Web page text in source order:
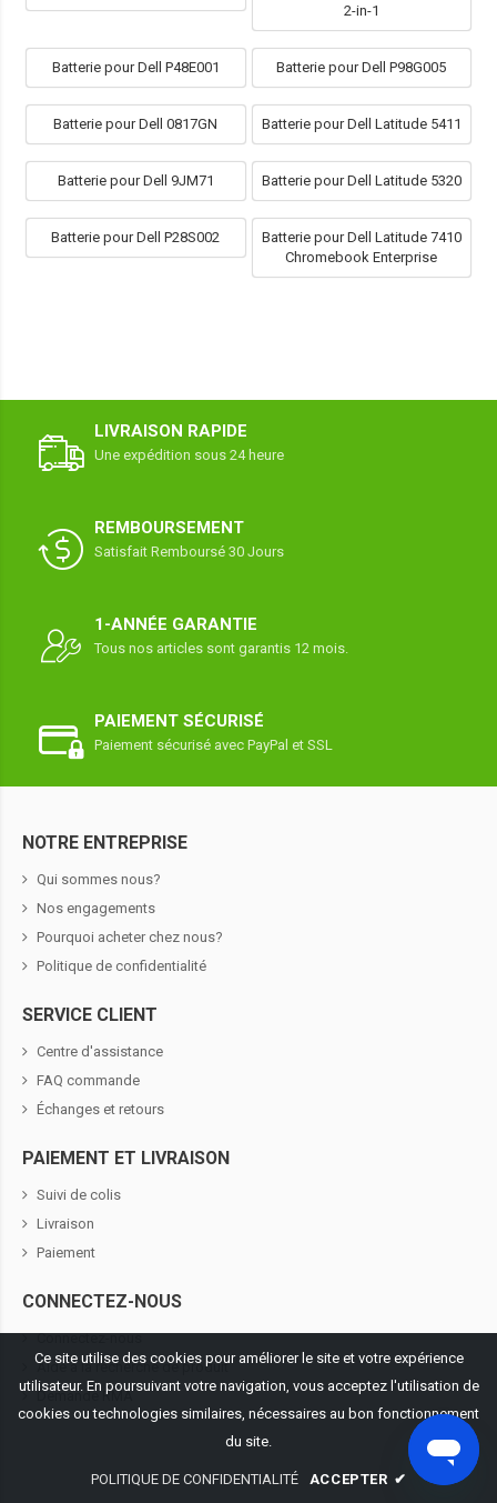
2-in-1
Batterie pour Dell P48E001 Batterie pour Dell P98G005
Batterie pour Dell 0817GN Batterie pour Dell Latitude 5411
Batterie pour Dell 9JM71 Batterie pour Dell Latitude 5320
Batterie pour Dell P28S002
Batterie pour Dell Latitude 7410
Chromebook Enterprise
LIVRAISON RAPIDE
Une expédition sous 24 heure
REMBOURSEMENT
Satisfait Remboursé 30 Jours
1-ANNÉE GARANTIE
Tous nos articles sont garantis 12 mois.
PAIEMENT SÉCURISÉ
Paiement sécurisé avec PayPal et SSL
NOTRE ENTREPRISE
Qui sommes nous?
Nos engagements
Pourquoi acheter chez nous?
Politique de confidentialité
SERVICE CLIENT
Centre d'assistance
FAQ commande
Échanges et retours
PAIEMENT ET LIVRAISON
Suivi de colis
Livraison
Paiement
CONNECTEZ-NOUS
Connectez-nous
Aide à la recherche de produit
Demande RMA
Ce site utilise des cookies pour améliorer le site et votre expérience
utilisateur. En poursuivant votre navigation, vous acceptez l'utilisation de
cookies ou technologies similaires, nécessaires au bon fonctionnement
du site.
POLITIQUE DE CONFIDENTIALITÉ ACCEPTER ✔